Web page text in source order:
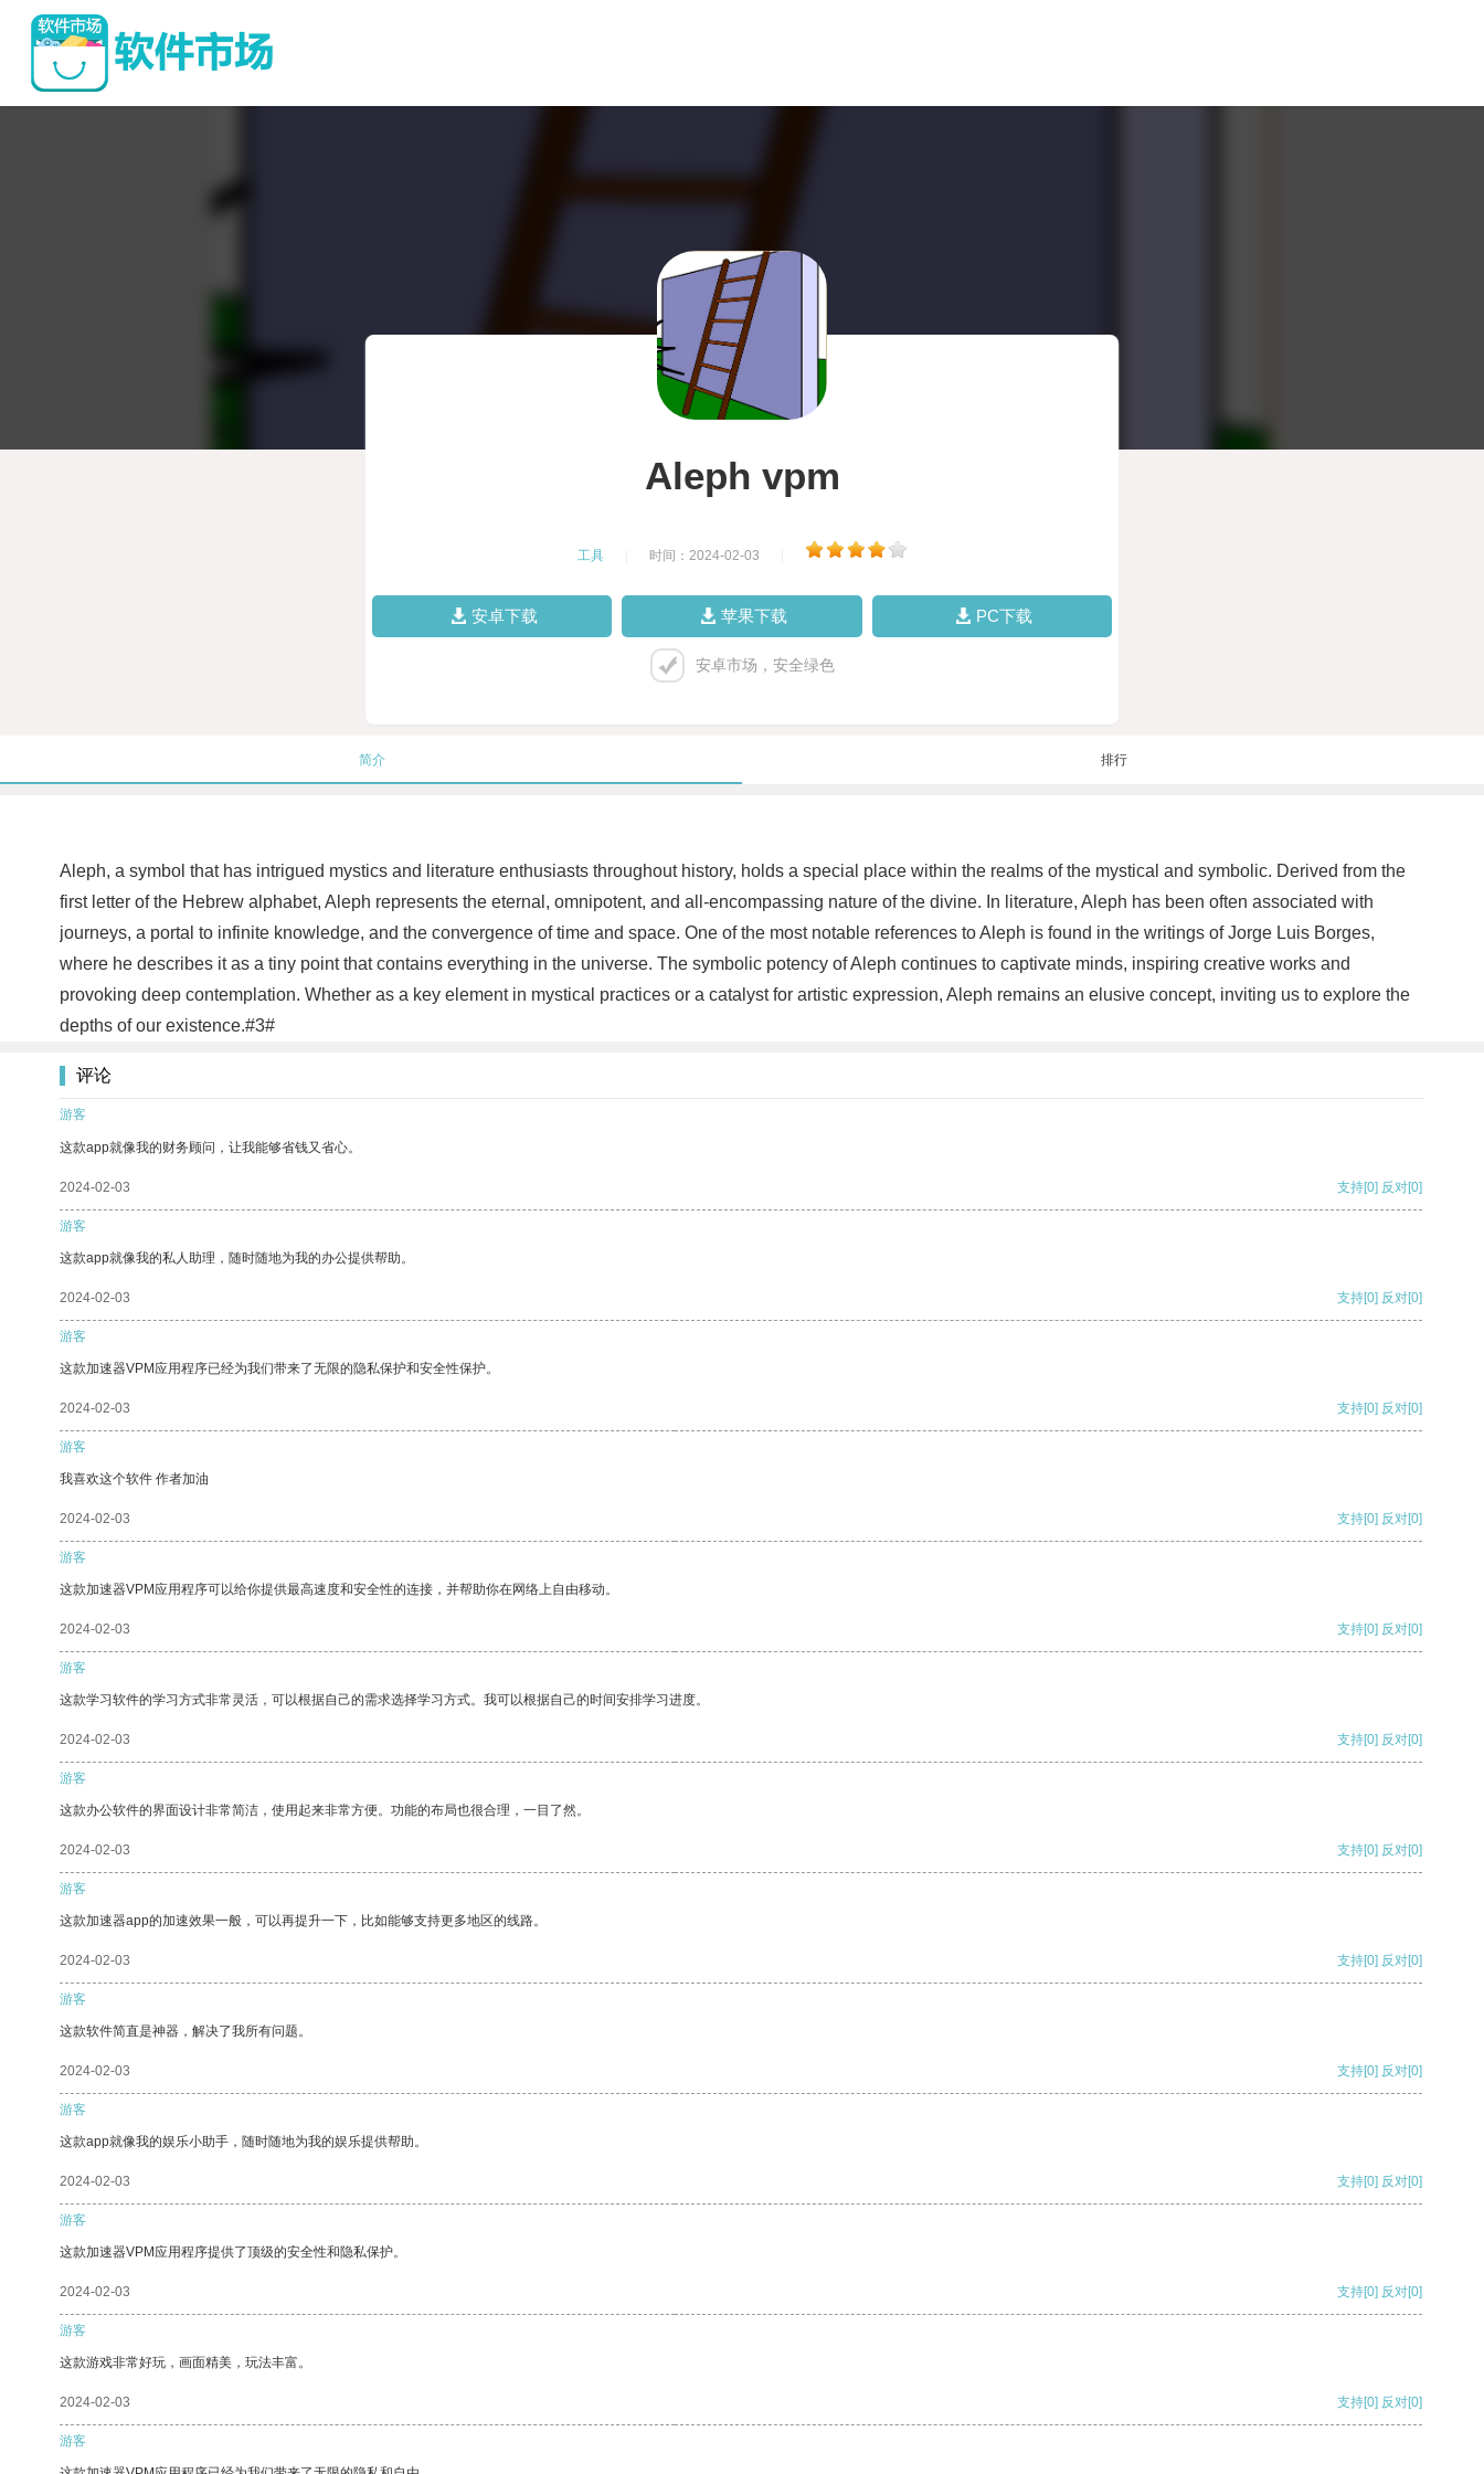
Aleph vpm
工具 时间：2024-02-03
安卓下载 苹果下载 PC下载
安卓市场，安全绿色
简介 排行
Aleph, a symbol that has intrigued mystics and literature enthusiasts throughout history, holds a special place within the realms of the mystical and symbolic. Derived from the
first letter of the Hebrew alphabet, Aleph represents the eternal, omnipotent, and all-encompassing nature of the divine. In literature, Aleph has been often associated with
journeys, a portal to infinite knowledge, and the convergence of time and space. One of the most notable references to Aleph is found in the writings of Jorge Luis Borges,
where he describes it as a tiny point that contains everything in the universe. The symbolic potency of Aleph continues to captivate minds, inspiring creative works and
provoking deep contemplation. Whether as a key element in mystical practices or a catalyst for artistic expression, Aleph remains an elusive concept, inviting us to explore the
depths of our existence.#3#
评论
游客
这款app就像我的财务顾问，让我能够省钱又省心。
2024-02-03 支持[0] 反对[0]
游客
这款app就像我的私人助理，随时随地为我的办公提供帮助。
2024-02-03 支持[0] 反对[0]
游客
这款加速器VPM应用程序已经为我们带来了无限的隐私保护和安全性保护。
2024-02-03 支持[0] 反对[0]
游客
我喜欢这个软件 作者加油
2024-02-03 支持[0] 反对[0]
游客
这款加速器VPM应用程序可以给你提供最高速度和安全性的连接，并帮助你在网络上自由移动。
2024-02-03 支持[0] 反对[0]
游客
这款学习软件的学习方式非常灵活，可以根据自己的需求选择学习方式。我可以根据自己的时间安排学习进度。
2024-02-03 支持[0] 反对[0]
游客
这款办公软件的界面设计非常简洁，使用起来非常方便。功能的布局也很合理，一目了然。
2024-02-03 支持[0] 反对[0]
游客
这款加速器app的加速效果一般，可以再提升一下，比如能够支持更多地区的线路。
2024-02-03 支持[0] 反对[0]
游客
这款软件简直是神器，解决了我所有问题。
2024-02-03 支持[0] 反对[0]
游客
这款app就像我的娱乐小助手，随时随地为我的娱乐提供帮助。
2024-02-03 支持[0] 反对[0]
游客
这款加速器VPM应用程序提供了顶级的安全性和隐私保护。
2024-02-03 支持[0] 反对[0]
游客
这款游戏非常好玩，画面精美，玩法丰富。
2024-02-03 支持[0] 反对[0]
游客